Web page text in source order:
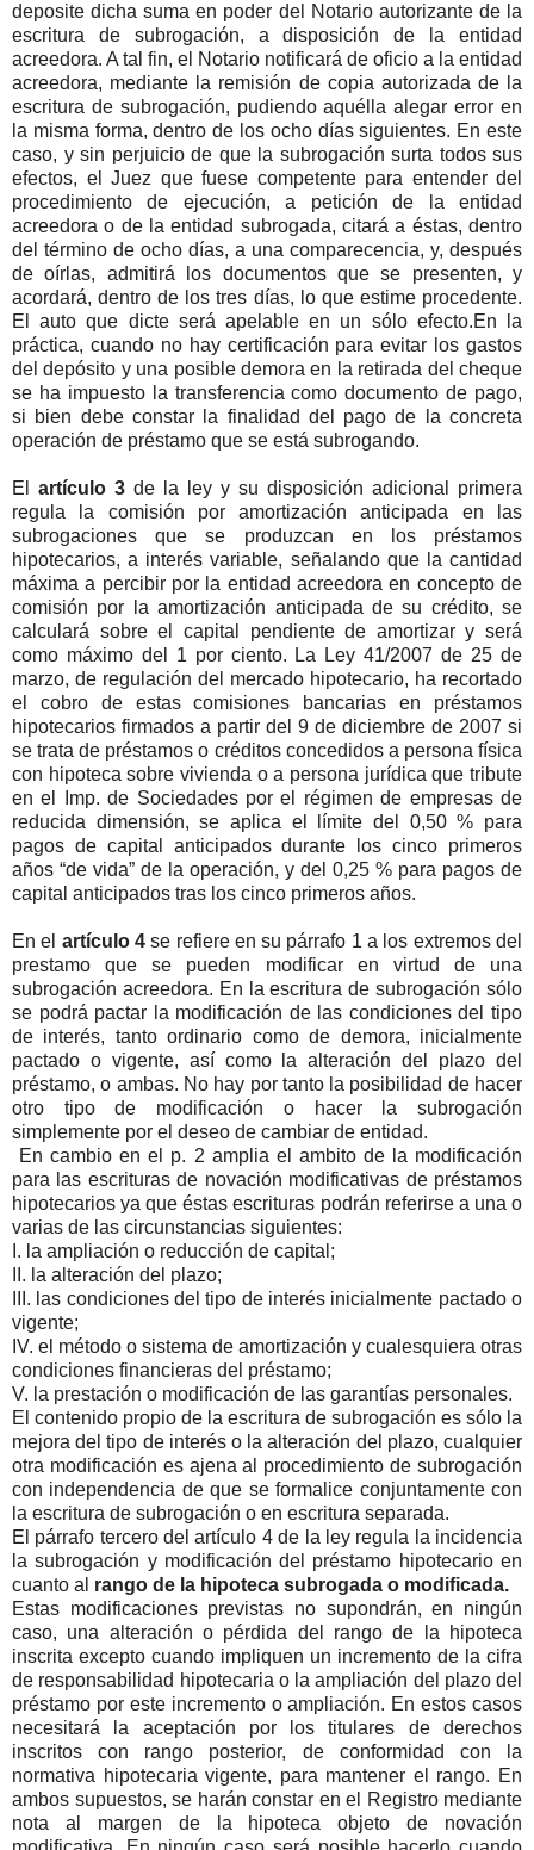
deposite dicha suma en poder del Notario autorizante de la
escritura de subrogación, a disposición de la entidad
acreedora. A tal fin, el Notario notificará de oficio a la entidad
acreedora, mediante la remisión de copia autorizada de la
escritura de subrogación, pudiendo aquélla alegar error en
la misma forma, dentro de los ocho días siguientes. En este
caso, y sin perjuicio de que la subrogación surta todos sus
efectos, el Juez que fuese competente para entender del
procedimiento de ejecución, a petición de la entidad
acreedora o de la entidad subrogada, citará a éstas, dentro
del término de ocho días, a una comparecencia, y, después
de oírlas, admitirá los documentos que se presenten, y
acordará, dentro de los tres días, lo que estime procedente.
El auto que dicte será apelable en un sólo efecto.En la
práctica, cuando no hay certificación para evitar los gastos
del depósito y una posible demora en la retirada del cheque
se ha impuesto la transferencia como documento de pago,
si bien debe constar la finalidad del pago de la concreta
operación de préstamo que se está subrogando.
El artículo 3 de la ley y su disposición adicional primera
regula la comisión por amortización anticipada en las
subrogaciones que se produzcan en los préstamos
hipotecarios, a interés variable, señalando que la cantidad
máxima a percibir por la entidad acreedora en concepto de
comisión por la amortización anticipada de su crédito, se
calculará sobre el capital pendiente de amortizar y será
como máximo del 1 por ciento. La Ley 41/2007 de 25 de
marzo, de regulación del mercado hipotecario, ha recortado
el cobro de estas comisiones bancarias en préstamos
hipotecarios firmados a partir del 9 de diciembre de 2007 si
se trata de préstamos o créditos concedidos a persona física
con hipoteca sobre vivienda o a persona jurídica que tribute
en el Imp. de Sociedades por el régimen de empresas de
reducida dimensión, se aplica el límite del 0,50 % para
pagos de capital anticipados durante los cinco primeros
años “de vida” de la operación, y del 0,25 % para pagos de
capital anticipados tras los cinco primeros años.
En el artículo 4se refiere en su párrafo 1 a los extremos del
prestamo que se pueden modificar en virtud de una
subrogación acreedora. En la escritura de subrogación sólo
se podrá pactar la modificación de las condiciones del tipo
de interés, tanto ordinario como de demora, inicialmente
pactado o vigente, así como la alteración del plazo del
préstamo, o ambas. No hay por tanto la posibilidad de hacer
otro tipo de modificación o hacer la subrogación
simplemente por el deseo de cambiar de entidad.
En cambio en el p. 2 amplia el ambito de la modificación
para las escrituras de novación modificativas de préstamos
hipotecarios ya que éstas escrituras podrán referirse a una o
varias de las circunstancias siguientes:
I. la ampliación o reducción de capital;
II. la alteración del plazo;
III. las condiciones del tipo de interés inicialmente pactado o
vigente;
IV. el método o sistema de amortización y cualesquiera otras
condiciones financieras del préstamo;
V. la prestación o modificación de las garantías personales.
El contenido propio de la escritura de subrogación es sólo la
mejora del tipo de interés o la alteración del plazo, cualquier
otra modificación es ajena al procedimiento de subrogación
con independencia de que se formalice conjuntamente con
la escritura de subrogación o en escritura separada.
El párrafo tercero del artículo 4 de la ley regula la incidencia
la subrogación y modificación del préstamo hipotecario en
cuanto al rango de la hipoteca subrogada o modificada.
Estas modificaciones previstas no supondrán, en ningún
caso, una alteración o pérdida del rango de la hipoteca
inscrita excepto cuando impliquen un incremento de la cifra
de responsabilidad hipotecaria o la ampliación del plazo del
préstamo por este incremento o ampliación. En estos casos
necesitará la aceptación por los titulares de derechos
inscritos con rango posterior, de conformidad con la
normativa hipotecaria vigente, para mantener el rango. En
ambos supuestos, se harán constar en el Registro mediante
nota al margen de la hipoteca objeto de novación